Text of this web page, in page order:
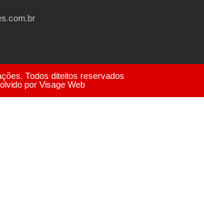
Todos diteitos reservados
por Visage Web